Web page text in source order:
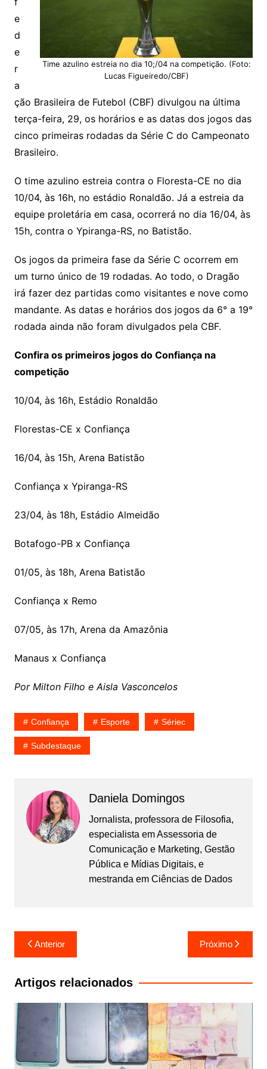
Time azulino estreia no dia 10;/04 na competição. (Foto:
Lucas Figueiredo/CBF)
e
d
e
r
a
ção Brasileira de Futebol (CBF) divulgou na última
terça-feira, 29, os horários e as datas dos jogos das
cinco primeiras rodadas da Série C do Campeonato
Brasileiro.
O time azulino estreia contra o Floresta-CE no dia
10/04, às 16h, no estádio Ronaldão. Já a estreia da
equipe proletária em casa, ocorrerá no dia 16/04, às
15h, contra o Ypiranga-RS, no Batistão.
Os jogos da primeira fase da Série C ocorrem em
um turno único de 19 rodadas. Ao todo, o Dragão
irá fazer dez partidas como visitantes e nove como
mandante. As datas e horários dos jogos da 6° a 19°
rodada ainda não foram divulgados pela CBF.
Confira os primeiros jogos do Confiança na
competição
10/04, às 16h, Estádio Ronaldão
Florestas-CE x Confiança
16/04, às 15h, Arena Batistão
Confiança x Ypiranga-RS
23/04, às 18h, Estádio Almeidão
Botafogo-PB x Confiança
01/05, às 18h, Arena Batistão
Confiança x Remo
07/05, às 17h, Arena da Amazônia
Manaus x Confiança
Por Milton Filho e Aisla Vasconcelos
Confiança Esporte Sériec
Subdestaque
Daniela Domingos
Jornalista, professora de Filosofia,
especialista em Assessoria de
Comunicação e Marketing, Gestão
Pública e Mídias Digitais, e
mestranda em Ciências de Dados
Navegação
de
Post
Anterior Próximo
Artigos relacionados